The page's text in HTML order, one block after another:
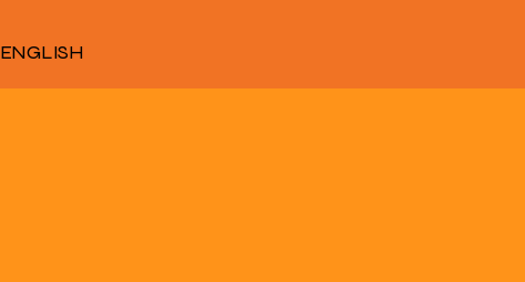
ENGLISH